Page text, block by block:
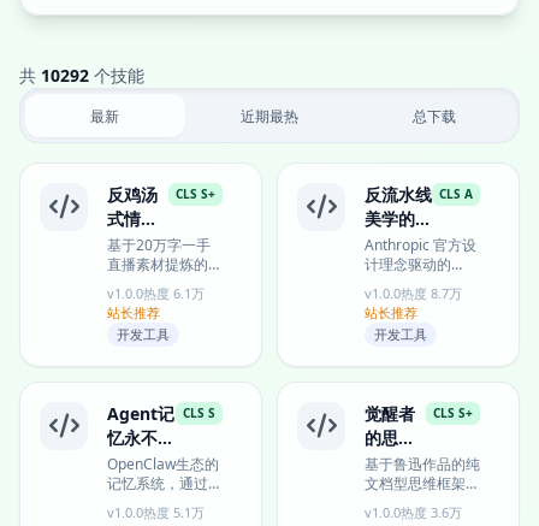
共 10292 个技能
最新 近期最热 总下载
反鸡汤
式情感
洞察框
架
CLS S+
基于20万字一手
直播素材提炼的草
根情感智慧框架，
以"深情祖师爷"人
设提供反鸡汤式人
际...
v1.0.0热度 6.1万
站长推荐
开发工具
反流水线
美学的专
业前端设
计指南
CLS A
Anthropic 官方设
计理念驱动的
反"AI 流水线"前端
设计指南，提供独
特美学方向与生产
级...
v1.0.0热度 8.7万
站长推荐
开发工具
Agent记
忆永不丢
失的智能
管家
CLS S
OpenClaw生态的
记忆系统，通过结
构化存储、语义搜
索和上下文恢复解
v1.0.0热度 5.1万
觉醒者
的思维
手术刀
CLS S+
基于鲁迅作品的纯
文档型思维框架，
以"立人"思想为核
心，提供结构化审
v1.0.0热度 3.6万